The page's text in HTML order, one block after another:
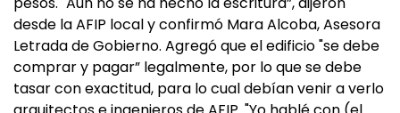
desde la AFIP local y confirmó Mara Alcoba, Asesora
Letrada de Gobierno. Agregó que el edificio "se debe
comprar y pagar” legalmente, por lo que se debe
tasar con exactitud, para lo cual debían venir a verlo